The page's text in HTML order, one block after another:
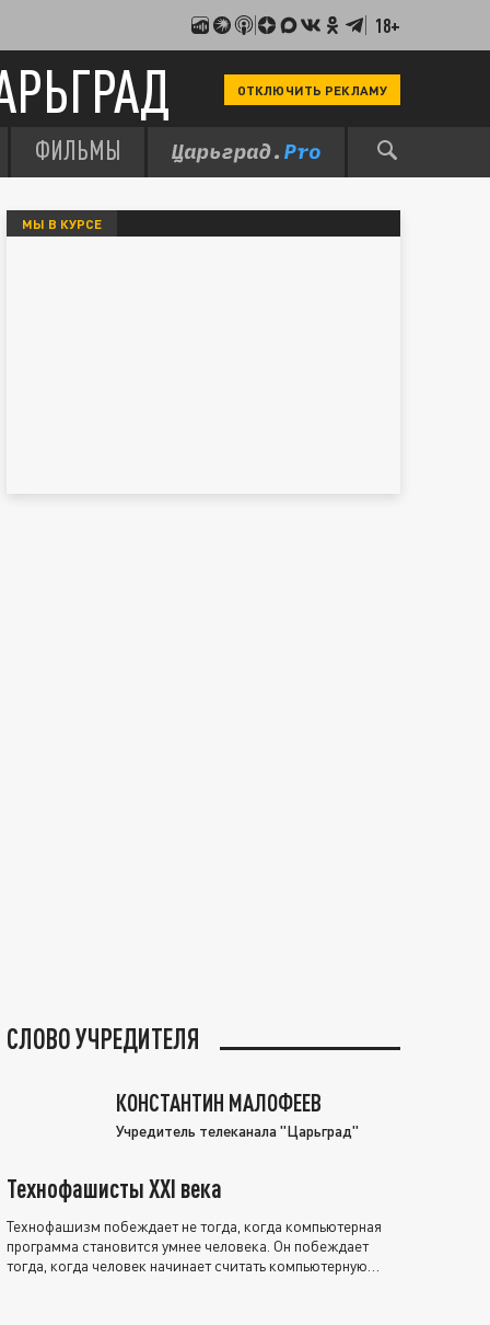
18+
ОТКЛЮЧИТЬ РЕКЛАМУ
ФИЛЬМЫ
МЫ В КУРСЕ
СЛОВО УЧРЕДИТЕЛЯ
КОНСТАНТИН МАЛОФЕЕВ
Учредитель телеканала "Царьград"
Технофашисты XXI века
Технофашизм побеждает не тогда, когда компьютерная
программа становится умнее человека. Он побеждает
тогда, когда человек начинает считать компьютерную